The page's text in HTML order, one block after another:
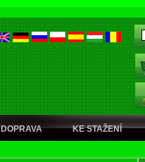
DOPRAVA KE STAŽENÍ